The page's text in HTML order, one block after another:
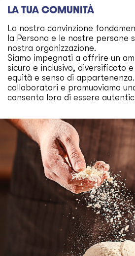
LA TUA COMUNITÀ
La nostra convinzione
la Persona e le nostre persone
nostra organizzazione.
Siamo impegnati a offrire un
sicuro e inclusivo, diversificato
equità e senso di
collaboratori e promuoviamo
consenta loro di essere